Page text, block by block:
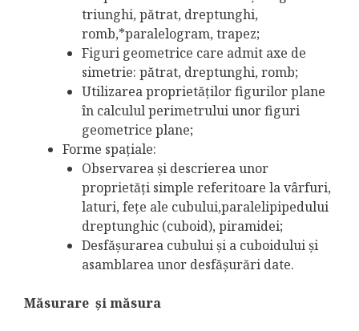
triunghi, pătrat, dreptunghi,
romb,*paralelogram, trapez;
Figuri geometrice care admit axe de
simetrie: pătrat, dreptunghi, romb;
Utilizarea proprietăţilor figurilor plane
în calculul perimetrului unor figuri
geometrice plane;
Forme spaţiale:
Observarea şi descrierea unor
proprietăţi simple referitoare la vârfuri,
laturi, feţe ale cubului,paralelipipedului
dreptunghic (cuboid), piramidei;
Desfăşurarea cubului şi a cuboidului şi
asamblarea unor desfăşurări date.
Măsurare şi măsura